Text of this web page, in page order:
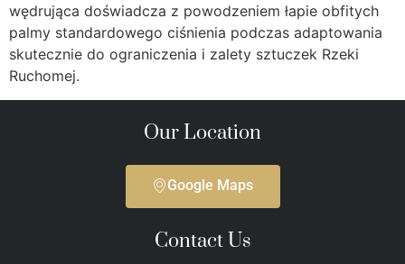
wędrująca doświadcza z powodzeniem łapie obfitych
palmy standardowego ciśnienia podczas adaptowania
skutecznie do ograniczenia i zalety sztuczek Rzeki
Ruchomej.
Our Location
Google Maps
Contact Us